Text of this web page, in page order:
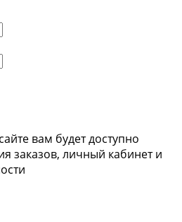
вам будет доступно
заказов, личный кабинет и